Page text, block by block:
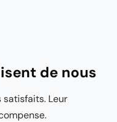
de nous
satisfaits. Leur